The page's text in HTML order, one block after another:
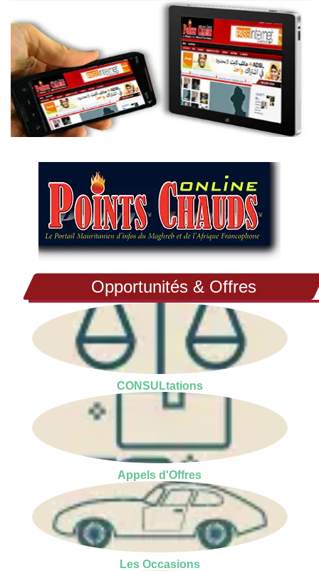
Opportunités & Offres
CONSULtations
Appels d'Offres
Les Occasions